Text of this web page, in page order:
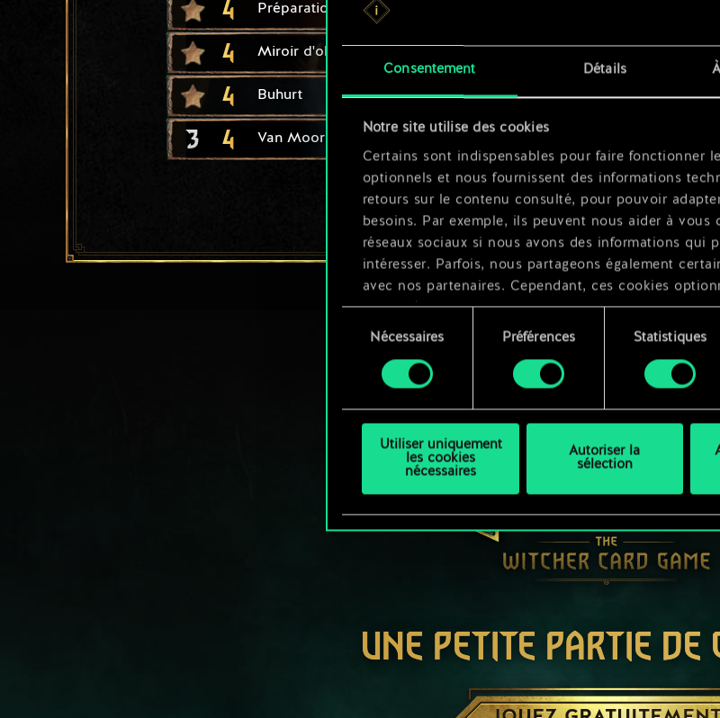
Consentement Détails
Notre site utilise des cookies
Certains sont indispensables pour faire fonctionner
optionnels et nous fournissent des informations
retours sur le contenu consulté, pour pouvoir
besoins. Par exemple, ils peuvent nous aider à vous
réseaux sociaux si nous avons des informations qui
intéresser. Parfois, nous partageons également
avec nos partenaires. Cependant, ces cookies
appliqués qu'avec votre permission.
et modifier vos préférences dans le menu
consentement
Nécessaires Préférences Statistiques
Utiliser uniquement
les cookies
nécessaires
Autoriser la
sélection
4 Préparation au combat
4 Miroir d'obsidienne
4 Buhurt x2
3 4 Van Moorlehem : chasseur
UNE PETITE PARTIE DE